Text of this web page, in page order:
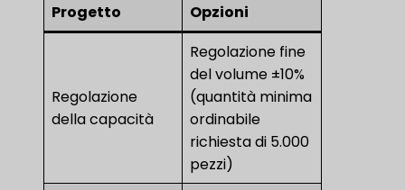
Progetto Opzioni
Regolazione
della capacità
Regolazione fine
del volume ±10%
(quantità minima
ordinabile
richiesta di 5.000
pezzi)